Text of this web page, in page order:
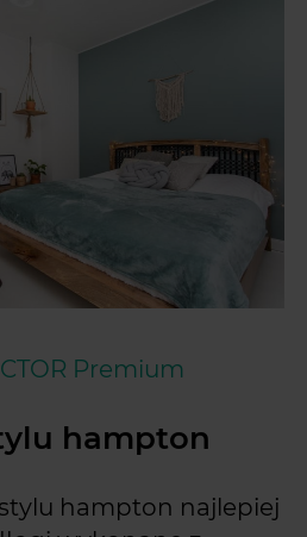
Premium
hampton
hampton najlepiej